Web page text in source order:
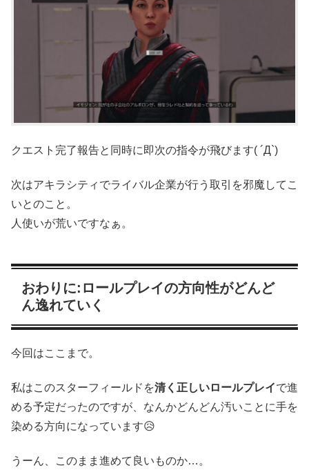
クエスト完了報告と同時に即次の指令が飛びます( ´Д`)
次はアキラシティでライバル企業が行う取引を邪魔してこ
いとのこと。
人使いが荒いですなぁ。
おわりに:ロールプレイの方向性がどんど
ん逸れていく
今回はここまで。
私はこのスターフィールドを清く正しいロールプレイで進
める予定だったのですが、なんかどんどん汚いことに手を
染める方向になっています😥
うーん、このまま進めて良いものか…。